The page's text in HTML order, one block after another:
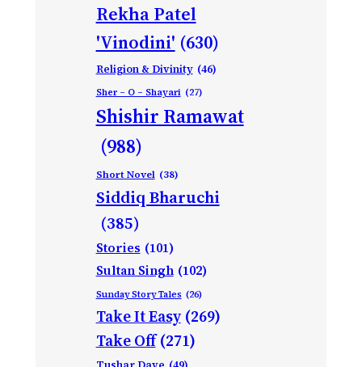
Rekha Patel
'Vinodini' (630)
Religion & Divinity (46)
Sher – O – Shayari (27)
Shishir Ramawat
(988)
Short Novel (38)
Siddiq Bharuchi
(385)
Stories (101)
Sultan Singh (102)
Sunday Story Tales (26)
Take It Easy (269)
Take Off (271)